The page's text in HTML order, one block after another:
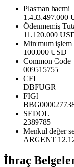
Plasman hacmi
1.433.497.000
Ödenmemiş
11.120.000
Minimum işlem
100.000 USD
Common Code
009515755
CFI
DBFUGR
FIGI
SEDOL
2389785
Menkul değer
ARGENT
İhraç